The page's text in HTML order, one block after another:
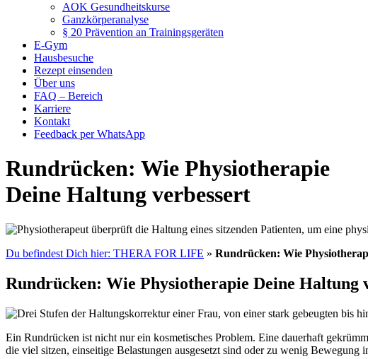
AOK Gesundheitskurse
Ganzkörperanalyse
§ 20 Prävention an Trainingsgeräten
E-Gym
Hausbesuche
Rezept einsenden
Über uns
FAQ – Bereich
Karriere
Kontakt
Feedback per WhatsApp
Rundrücken: Wie Physiotherapie
Deine Haltung verbessert
Du befindest Dich hier: THERA FOR LIFE » Rundrücken: Wie
Rundrücken: Wie Physiotherapie Deine Haltung
Ein Rundrücken ist nicht nur ein kosmetisches Problem. Eine dauerhaft
die viel sitzen, einseitige Belastungen ausgesetzt sind oder zu wenig